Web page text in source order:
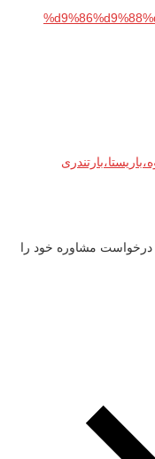
درخواست مشاوره خود را